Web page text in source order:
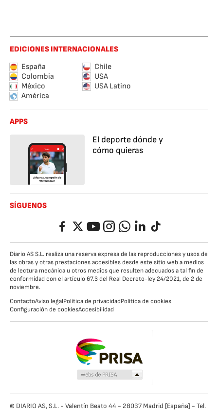
EDICIONES INTERNACIONALES
España
Chile
Colombia
USA
México
USA Latino
América
APPS
El deporte dónde y
cómo quieras
SÍGUENOS
FacebookTwitterYouTubeInstagramWhatsappLinkedIn
TikTok
Diario AS S.L. realiza una reserva expresa de las reproducciones y usos de
las obras y otras prestaciones accesibles desde este sitio web a medios
de lectura mecánica u otros medios que resulten adecuados a tal fin de
conformidad con el artículo 67.3 del Real Decreto-ley 24/2021, de 2 de
noviembre.
ContactoAviso legalPolítica de privacidadPolítica de cookies
Configuración de cookiesAccesibilidad
© DIARIO AS, S.L. - Valentín Beato 44 - 28037 Madrid [España] - Tel.